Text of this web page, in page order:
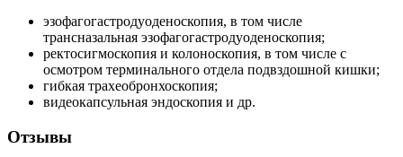
эзофагогастродуоденоскопия, в том числе
трансназальная эзофагогастродуоденоскопия;
ректосигмоскопия и колоноскопия, в том числе с
осмотром терминального отдела подвздошной кишки;
гибкая трахеобронхоскопия;
видеокапсульная эндоскопия и др.
Отзывы